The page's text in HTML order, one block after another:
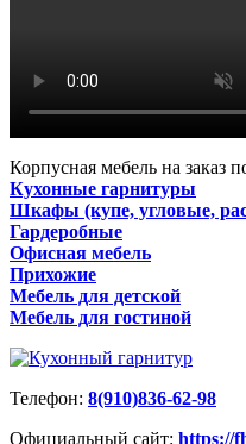
Корпусная мебель на заказ
Кухонные гарнитуры
Шкафы (купе, угловые,
Гардеробные
Офисная мебель
Прихожие
Мебель для детской
Мебель для гостиной
Телефон: 8(910)836-62-98
Официальный сайт: https://